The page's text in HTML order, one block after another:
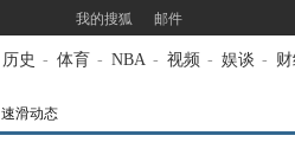
我的搜狐 邮件
历史 - 体育 - NBA - 视频 - 娱谈 -
速滑动态